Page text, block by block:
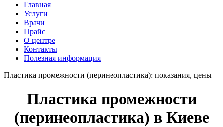
Главная
Услуги
Врачи
Прайс
О центре
Контакты
Полезная информация
Пластика промежности (перинеопластика): показания, цены
Пластика промежности
(перинеопластика) в Киеве